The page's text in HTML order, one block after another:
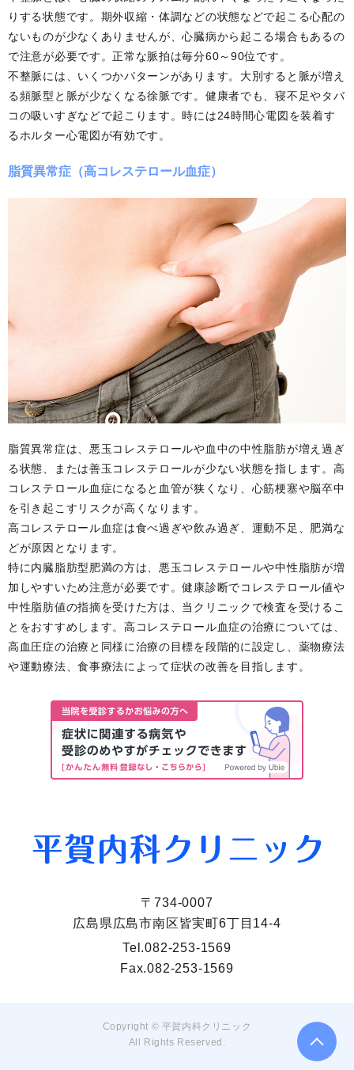
りする状態です。期外収縮・体調などの状態などで起こる心配の
ないものが少なくありませんが、心臓病から起こる場合もあるの
で注意が必要です。正常な脈拍は毎分60～90位です。
不整脈には、いくつかパターンがあります。大別すると脈が増え
る頻脈型と脈が少なくなる徐脈です。健康者でも、寝不足やタバ
コの吸いすぎなどで起こります。時には24時間心電図を装着す
るホルター心電図が有効です。
脂質異常症（高コレステロール血症）
脂質異常症は、悪玉コレステロールや血中の中性脂肪が増え過ぎ
る状態、または善玉コレステロールが少ない状態を指します。高
コレステロール血症になると血管が狭くなり、心筋梗塞や脳卒中
を引き起こすリスクが高くなります。
高コレステロール血症は食べ過ぎや飲み過ぎ、運動不足、肥満な
どが原因となります。
特に内臓脂肪型肥満の方は、悪玉コレステロールや中性脂肪が増
加しやすいため注意が必要です。健康診断でコレステロール値や
中性脂肪値の指摘を受けた方は、当クリニックで検査を受けるこ
とをおすすめします。高コレステロール血症の治療については、
高血圧症の治療と同様に治療の目標を段階的に設定し、薬物療法
や運動療法、食事療法によって症状の改善を目指します。
〒734-0007
広島県広島市南区皆実町6丁目14-4
Tel.082-253-1569
Fax.082-253-1569
Copyright © 平賀内科クリニック
All Rights Reserved.